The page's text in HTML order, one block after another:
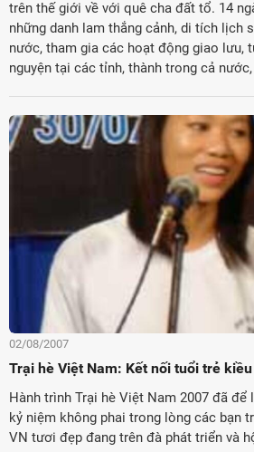
trên thế giới về với quê cha đất tổ. 14
những danh lam thắng cảnh, di tích lịch
nước, tham gia các hoạt động giao lưu,
nguyện tại các tỉnh, thành trong cả
02/08/2007
Trại hè Việt Nam: Kết nối tuổi trẻ
Hành trình Trại hè Việt Nam 2007 đã để
kỷ niệm không phai trong lòng các bạn
VN tươi đẹp đang trên đà phát triển và